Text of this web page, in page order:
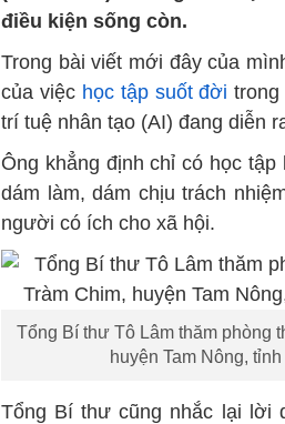
điều kiện sống còn.
Trong bài viết mới đây của
của việc học tập suốt đời trong
trí tuệ nhân tạo (AI) đang diễn
Ông khẳng định chỉ có học
dám làm, dám chịu trách
người có ích cho xã hội.
Tổng Bí thư Tô Lâm thăm phòng
huyện Tam Nông,
Tổng Bí thư cũng nhắc lại lời